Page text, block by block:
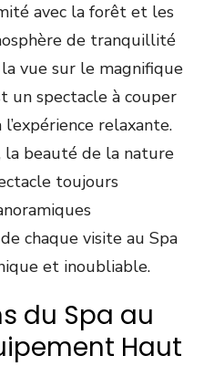
avec la forêt et les
de tranquillité
vue sur le magnifique
un spectacle à couper
relaxante.
la beauté de la nature
toujours
chaque visite au Spa
et inoubliable.
du Spa au
Haut